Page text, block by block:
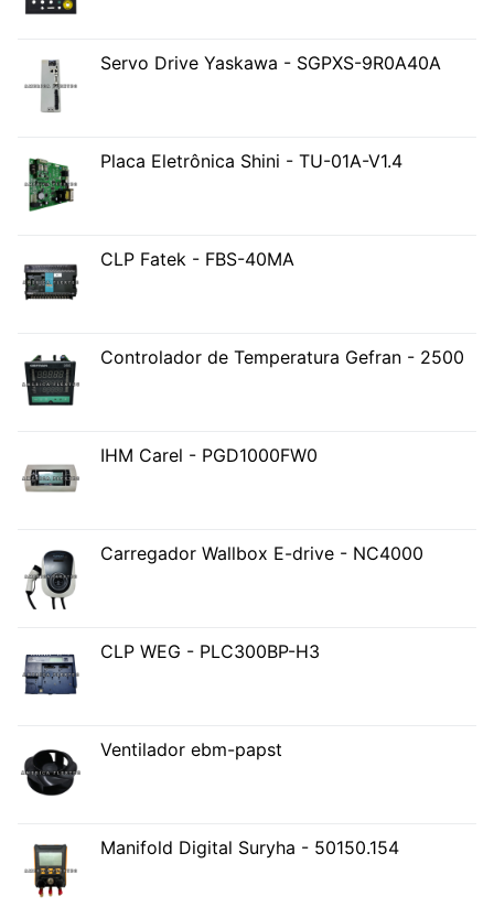
Servo Drive Yaskawa - SGPXS-9R0A40A
Placa Eletrônica Shini - TU-01A-V1.4
CLP Fatek - FBS-40MA
Controlador de Temperatura Gefran - 2500
IHM Carel - PGD1000FW0
Carregador Wallbox E-drive - NC4000
CLP WEG - PLC300BP-H3
Ventilador ebm-papst
Manifold Digital Suryha - 50150.154